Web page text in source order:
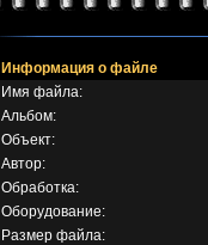
Информация о файле
Имя файла:
Альбом:
Объект:
Автор:
Обработка:
Оборудование:
Размер файла: